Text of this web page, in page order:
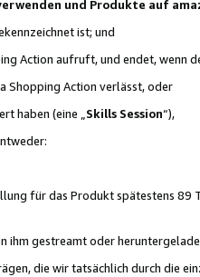
und Produkte auf
ist; und
Action aufruft, und endet, wenn
Shopping Action verlässt, oder
haben (eine „ Skills Session“),
für das Produkt spätestens 89
gestreamt oder
die wir tatsächlich durch die